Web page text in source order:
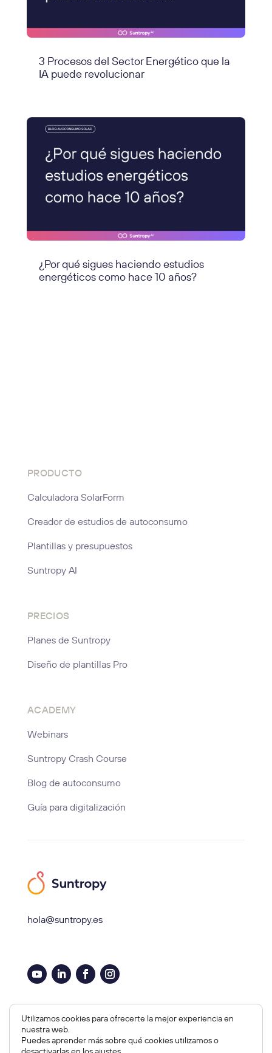
3 Procesos del Sector Energético que la
IA puede revolucionar
¿Por qué sigues haciendo estudios
energéticos como hace 10 años?
PRODUCTO
Calculadora SolarForm
Creador de estudios de autoconsumo
Plantillas y presupuestos
Suntropy AI
PRECIOS
Planes de Suntropy
Diseño de plantillas Pro
ACADEMY
Webinars
Suntropy Crash Course
Blog de autoconsumo
Guía para digitalización
hola@suntropy.es
Aviso legal, Cookies y Privacidad
Copyright © 2026 Suntropy
Diseño Web por Orbitia
Utilizamos cookies para ofrecerte la mejor experiencia en
nuestra web.
Puedes aprender más sobre qué cookies utilizamos o